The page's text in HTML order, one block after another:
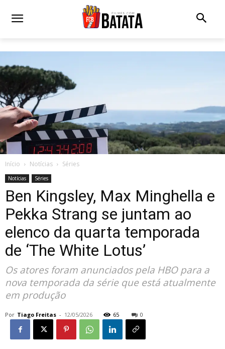
Início Notícias Séries
Notícias Séries
Ben Kingsley, Max Minghella e
Pekka Strang se juntam ao
elenco da quarta temporada
de ‘The White Lotus’
Os atores foram anunciados pela HBO para a
nova temporada da série que está atualmente
em produção
Por Tiago Freitas - 12/05/2026 65 0